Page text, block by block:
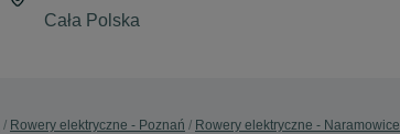
Rowery elektryczne - Poznań Rowery elektryczne - Naramowice